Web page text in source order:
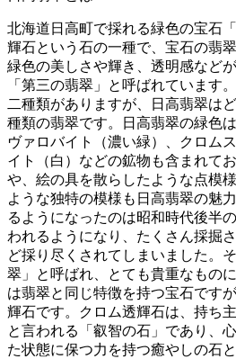
北海道日高町で採れる緑色の宝石
輝石という石の一種で、宝石の翡
緑色の美しさや輝き、透明感など
「第三の翡翠」と呼ばれています
二種類がありますが、日高翡翠は
種類の翡翠です。日高翡翠の緑色
ヴァロバイト（濃い緑）、クロム
イト（白）などの鉱物も含まれて
や、絵の具を散らしたような点模
ような独特の模様も日高翡翠の魅
るようになったのは昭和時代後半
われるようになり、たくさん採掘
ど採り尽くされてしまいました。
翠」と呼ばれ、とても貴重なもの
は翡翠と同じ特徴を持つ宝石です
輝石です。クロム透輝石は、持ち
と言われる「叡智の石」であり、
た状態に保つ力を持つ癒やしの石